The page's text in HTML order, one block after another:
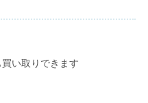
い取りできます